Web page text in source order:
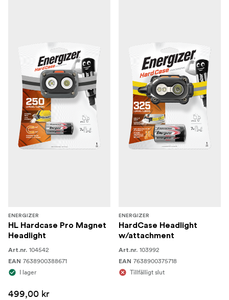
ENERGIZER
HL Hardcase Pro Magnet
Headlight
Art.nr. 104542
EAN 7638900388671
I lager
499,00 kr
ENERGIZER
HardCase Headlight
w/attachment
Art.nr. 103992
EAN 7638900375718
Tillfälligt slut